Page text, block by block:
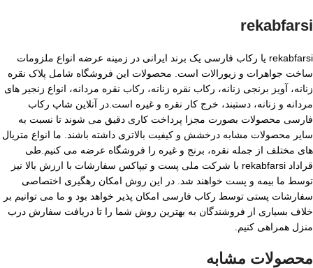
rekabfarsi
rekabfarsi یا رکاب فارسی یک برند ایرانی در زمینه عرضه انواع ملزومات
ساخت جواهرات و زیورالات است. محصولات این فروشگاه شامل پلاک نقره
زنانه، آویز برنجی زنانه، رکاب نقره زنانه، رکاب نقره مردانه، انواع زنجیر های
مردانه و زنانه، دستبند، خرج کار نقره و غیره است.در آنلاین شاپ رکاب
فارسی محصولات بصورت مجزا پرداخت کاری دقیق می شوند تا نسبت به
سایر محصولات مشابه درخشش و کیفیت بالاتری داشته باشند. ما انواع متریال
های مختلف از جمله نقره، برنج و غیره را فروشگاه عرضه می کنیم.طی
قراداد rekabfarsi با شرکت ملی پست و تیپاکس سفارشات با ارزش بالا نیز
توسط ما بیمه و پست خواهند شد. در این روش امکان رهگیری اختصاصی
سفارشات پستی توسط رکاب فارسی امکان پذیر خواهد بود و ما می توانیم بر
خلاف بسیاری از فروشندگان به بهترین روش شما را تا دریافت سفارش درب
منزل همراهی کنیم.
محصولات مشابه